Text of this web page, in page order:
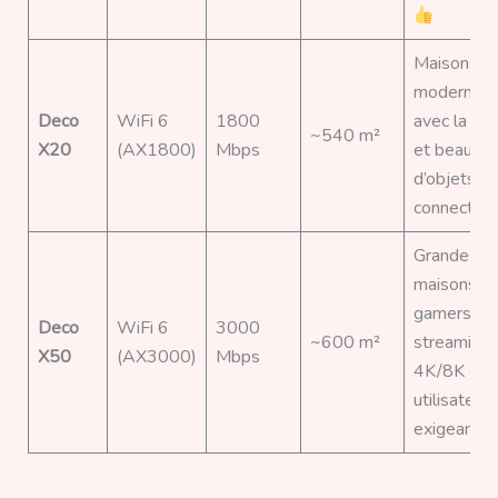
Deco
X20
WiFi 6
(AX1800)
1800
Mbps
~540 m²
Maisons
modernes
avec la
et
d’objets
connectés
Deco
X50
WiFi 6
(AX3000)
3000
Mbps
~600 m²
Grandes
maisons,
gamers,
streaming
4K/8K et
utilisateurs
exigeants